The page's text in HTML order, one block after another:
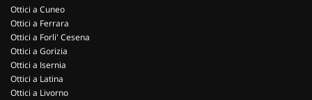
Ottici a Cuneo
Ottici a Ferrara
Ottici a Forli' Cesena
Ottici a Gorizia
Ottici a Isernia
Ottici a Latina
Ottici a Livorno